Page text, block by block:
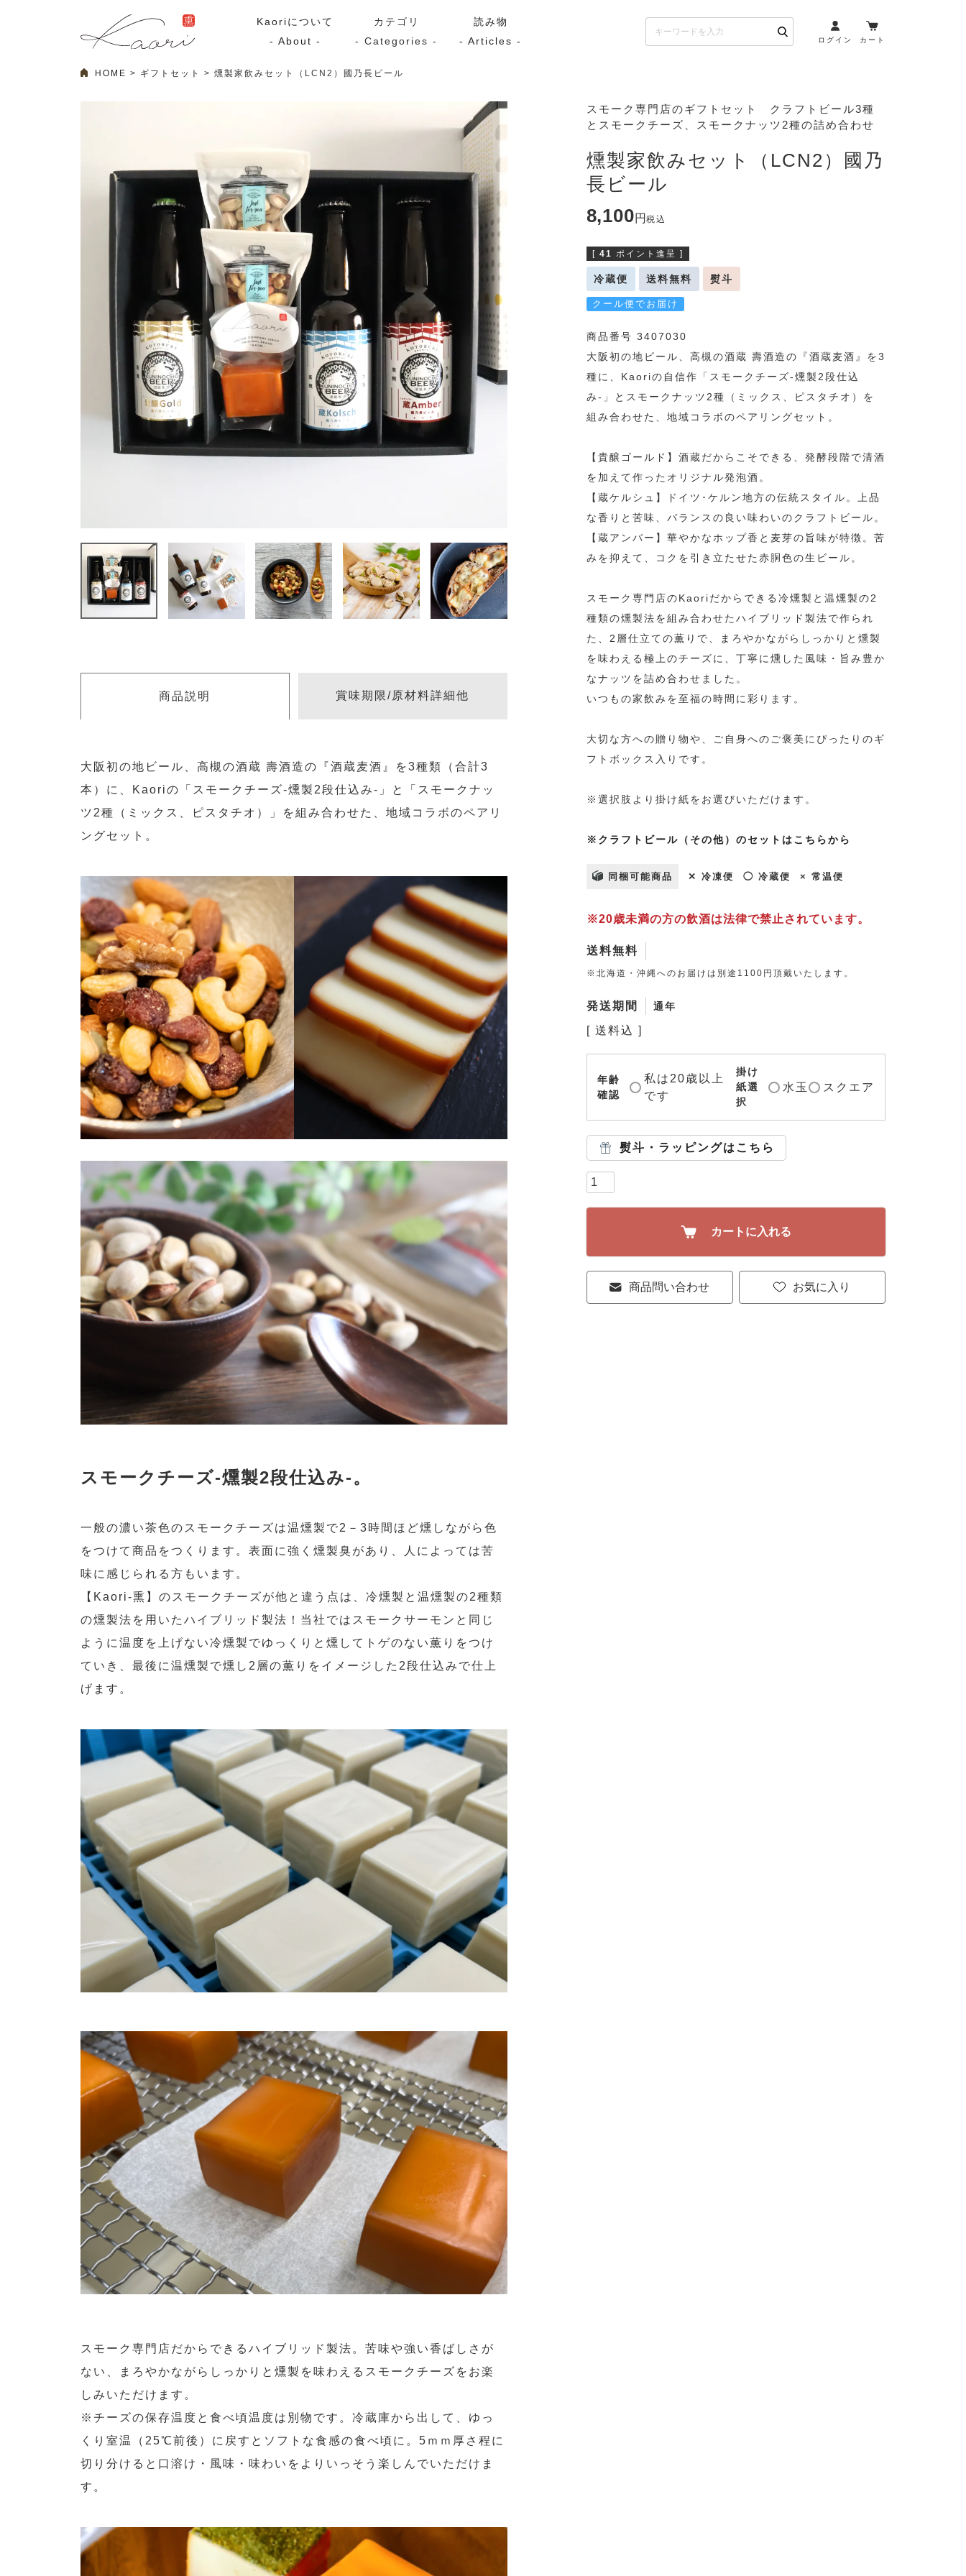
Kaoriについて
- About -
カテゴリ
- Categories -
Ocean Rich
その他
スモーク
漬け魚
Kaori
Kaoriセレクト
日本酒・焼酎
ワイン・スパークリング
ウイスキー・ブランデー
特集・期間限定セール サブスク（定期コース・頒布会）
読み物
- Articles -
ログイン カート
HOME ギフトセット 燻製家飲みセット（LCN2）國乃長ビール
スモーク専門店のギフトセット クラフトビール3種
とスモークチーズ、スモークナッツ2種の詰め合わせ
燻製家飲みセット（LCN2）國乃
長ビール
8,100
税込
[ 41 ポイント進呈 ]
冷蔵便 送料無料 熨斗
クール便でお届け
商品番号 3407030
大阪初の地ビール、高槻の酒蔵 壽酒造の『酒蔵麦酒』を3
種に、Kaoriの自信作「スモークチーズ-燻製2段仕込
み-」とスモークナッツ2種（ミックス、ピスタチオ）を
組み合わせた、地域コラボのペアリングセット。
【貴醸ゴールド】酒蔵だからこそできる、発酵段階で清酒
を加えて作ったオリジナル発泡酒。
【蔵ケルシュ】ドイツ･ケルン地方の伝統スタイル。上品
な香りと苦味、バランスの良い味わいのクラフトビール。
【蔵アンバー】華やかなホップ香と麦芽の旨味が特徴。苦
みを抑えて、コクを引き立たせた赤胴色の生ビール。
スモーク専門店のKaoriだからできる冷燻製と温燻製の2
種類の燻製法を組み合わせたハイブリッド製法で作られ
た、2層仕立ての薫りで、まろやかながらしっかりと燻製
を味わえる極上のチーズに、丁寧に燻した風味・旨み豊か
なナッツを詰め合わせました。
いつもの家飲みを至福の時間に彩ります。
大切な方への贈り物や、ご自身へのご褒美にぴったりのギ
フトボックス入りです。
※選択肢より掛け紙をお選びいただけます。
※クラフトビール（その他）のセットはこちらから
同梱可能商品 ✕ 冷凍便 ◯ 冷蔵便 × 常温便
※20歳未満の方の飲酒は法律で禁止されています。
送料無料
※北海道・沖縄へのお届けは別途1100円頂戴いたします。
発送期間 通年
送料込
年齢
確認
私は20歳以上
です
掛け
紙選
択
水玉 スクエア
熨斗・ラッピングはこちら
お気に入り
カートに入れる
商品問い合わせ
商品説明 賞味期限/原材料詳細他
大阪初の地ビール、高槻の酒蔵 壽酒造の『酒蔵麦酒』を3種類（合計3
本）に、Kaoriの「スモークチーズ-燻製2段仕込み-」と「スモークナッ
ツ2種（ミックス、ピスタチオ）」を組み合わせた、地域コラボのペアリ
ングセット。
スモークチーズ-燻製2段仕込み-。
一般の濃い茶色のスモークチーズは温燻製で2－3時間ほど燻しながら色
をつけて商品をつくります。表面に強く燻製臭があり、人によっては苦
味に感じられる方もいます。
【Kaori-熏】のスモークチーズが他と違う点は、冷燻製と温燻製の2種類
の燻製法を用いたハイブリッド製法！当社ではスモークサーモンと同じ
ように温度を上げない冷燻製でゆっくりと燻してトゲのない薫りをつけ
ていき、最後に温燻製で燻し2層の薫りをイメージした2段仕込みで仕上
げます。
スモーク専門店だからできるハイブリッド製法。苦味や強い香ばしさが
ない、まろやかながらしっかりと燻製を味わえるスモークチーズをお楽
しみいただけます。
※チーズの保存温度と食べ頃温度は別物です。冷蔵庫から出して、ゆっ
くり室温（25℃前後）に戻すとソフトな食感の食べ頃に。5ｍｍ厚さ程に
切り分けると口溶け・風味・味わいをよりいっそう楽しんでいただけま
す。